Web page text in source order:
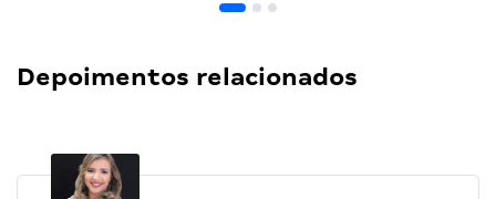
Depoimentos relacionados